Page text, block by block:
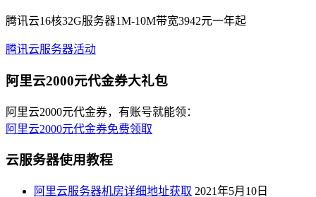
腾讯云16核32G服务器1M-10M带宽3942元一年起
腾讯云服务器活动
阿里云2000元代金券大礼包
阿里云2000元代金券，有账号就能领：
阿里云2000元代金券免费领取
云服务器使用教程
阿里云服务器机房详细地址获取 2021年5月10日